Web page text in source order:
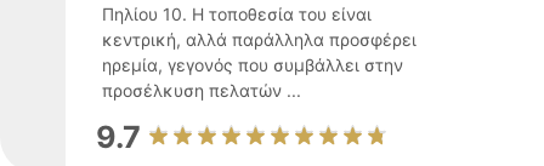
Πηλίου 10. Η τοποθεσία του είναι
κεντρική, αλλά παράλληλα προσφέρει
ηρεμία, γεγονός που συμβάλλει στην
προσέλκυση πελατών ...
9.7